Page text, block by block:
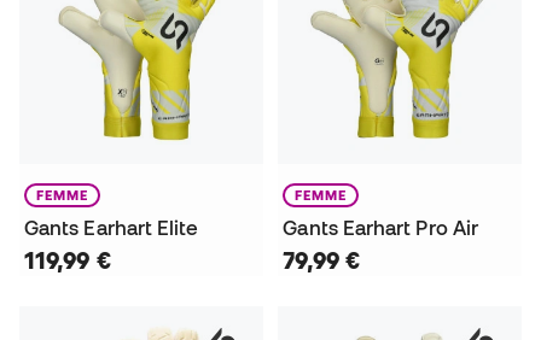
FEMME
Gants Earhart Elite
119,99 €
FEMME
Gants Earhart Pro Air
79,99 €